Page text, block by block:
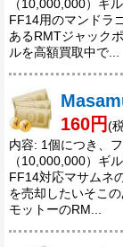
（10,000,000）ギ
FF14用のマンドラ
あるRMTジャック
ルを高額買取中で...
160円(
内容: 1個につき、
（10,000,000）ギ
FF14対応マサムネ
を売却したいそこ
モットーのRM...